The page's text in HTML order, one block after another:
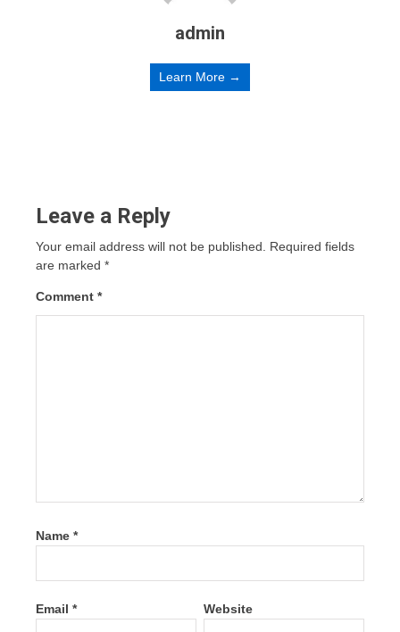
admin
Learn More →
Leave a Reply
Your email address will not be published.
Required fields
are marked *
Comment *
Name *
Email * Website